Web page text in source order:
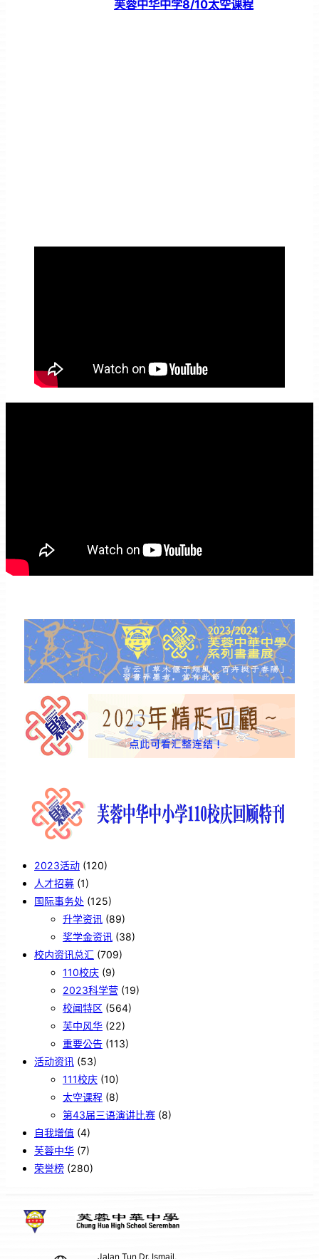
芙蓉中华中学8/10太空课程
2023活动 (120)
人才招募 (1)
国际事务处 (125)
升学资讯 (89)
奖学金资讯 (38)
校内资讯总汇 (709)
110校庆 (9)
2023科学营 (19)
校闻特区 (564)
芙中风华 (22)
重要公告 (113)
活动资讯 (53)
111校庆 (10)
太空课程 (8)
第43届三语演讲比赛 (8)
自我增值 (4)
芙蓉中华 (7)
荣誉榜 (280)
Jalan Tun Dr. Ismail,